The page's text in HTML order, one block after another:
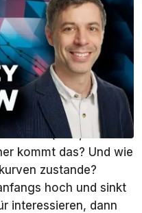
Als bevorzugte Quelle
InsideEVs auf Google
hinzufügen
dass ein
anderen Moment
(SoC, State of
kommt das? Und wie
zustande?
hoch und sinkt
interessieren, dann